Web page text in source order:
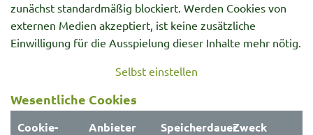
zunächst standardmäßig blockiert. Werden Cookies von
externen Medien akzeptiert, ist keine zusätzliche
Einwilligung für die Ausspielung dieser Inhalte mehr nötig.
Selbst einstellen
Wesentliche Cookies
Cookie-
Anbieter SpeicherdauerZweck